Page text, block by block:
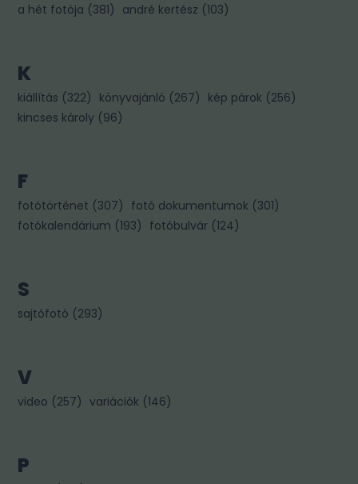
a hét fotója (381) andré kertész (103)
K
kiállítás (322) könyvajánló (267) kép párok (256)
kincses károly (96)
F
fotótörténet (307) fotó dokumentumok (301)
fotókalendárium (193) fotóbulvár (124)
S
sajtófotó (293)
V
video (257) variációk (146)
P